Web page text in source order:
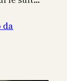
da